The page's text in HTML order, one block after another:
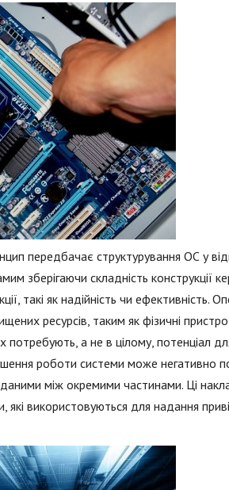
передбачає структурування ОС у
зберігаючи складність конструкції
такі як надійність чи ефективність.
ресурсів, таким як фізичні
потребують, а не в цілому, потенціал
роботи системи може негативно
між окремими частинами. Ці
використовуються для надання